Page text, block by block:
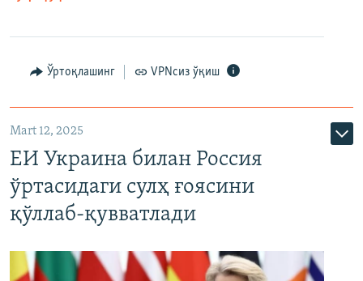
Ўртоқлашинг VPNсиз ўқиш
Mart 12, 2025
ЕИ Украина билан Россия
ўртасидаги сулҳ ғоясини
қўллаб-қувватлади